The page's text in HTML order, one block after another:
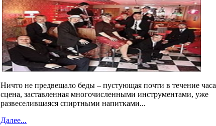
Ничто не предвещало беды – пустующая почти в течение часа
сцена, заставленная многочисленными инструментами, уже
развеселившаяся спиртными напитками...
Далее...